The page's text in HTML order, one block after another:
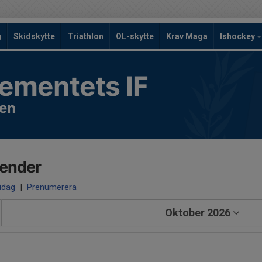
Skidskytte Triathlon OL-skytte Krav Maga Ishockey
IF
| Prenumerera
Oktober 2026